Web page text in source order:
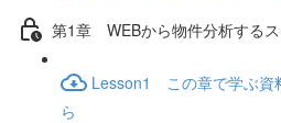
第1章 WEBから物件分析する
Lesson1 この章で学ぶ資
ら